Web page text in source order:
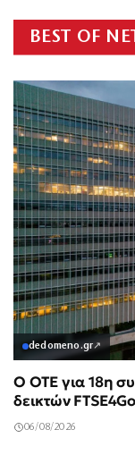
BEST OF
dedomeno.gr↗
Ο ΟΤΕ για 18η
δεικτών
06/08/2026